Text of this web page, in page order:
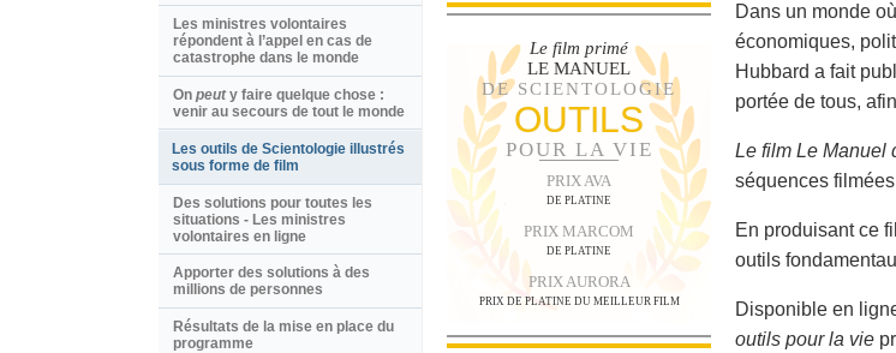
Le film primé
LE MANUEL
DE SCIENTOLOGIE
OUTILS
POUR LA VIE
PRIX AVA
DE PLATINE
PRIX MARCOM
DE PLATINE
PRIX AURORA
PRIX DE PLATINE DU MEILLEUR FILM
Dans un monde
économiques,
Hubbard a fait
portée de tous,
Le film Le Manuel
séquences
En produisant ce
outils
Disponible en
outils pour la vie
Les ministres volontaires
répondent à l’appel en cas de
catastrophe dans le monde
On peuty faire quelque chose :
venir au secours de tout le monde
Les outils de Scientologie illustrés
sous forme de film
Des solutions pour toutes les
situations - Les ministres
volontaires en ligne
Apporter des solutions à des
millions de personnes
Résultats de la mise en place du
programme